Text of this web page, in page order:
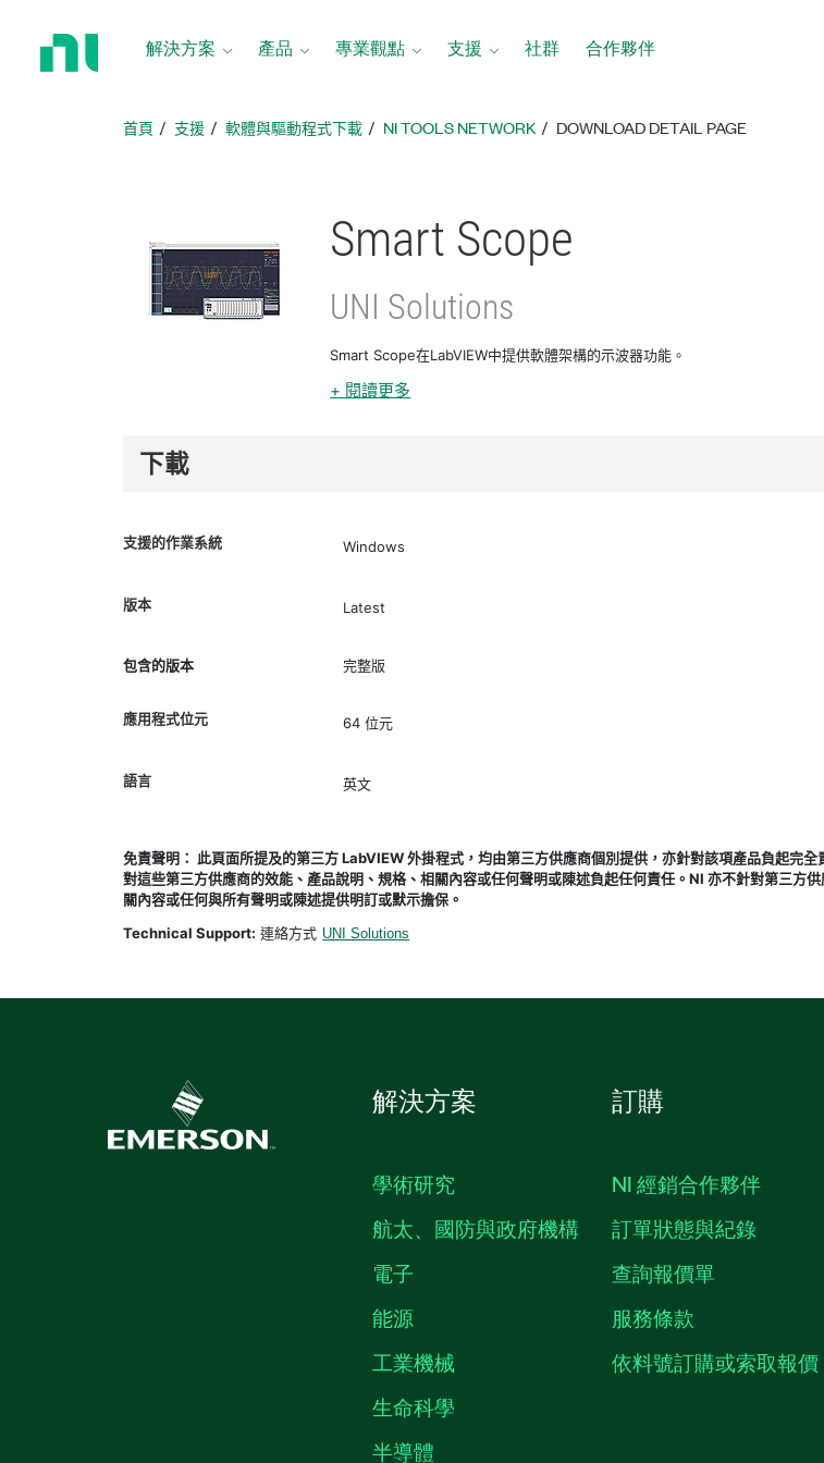
解決方案 產品 專業觀點 支援 社群 合作夥伴
首頁 支援 軟體與驅動程式下載 NI TOOLS NETWORK DOWNLOAD DETAIL PAGE
Smart Scope
UNI Solutions
Smart Scope在LabVIEW中提供軟體架構的示波器功能。
+ 閱讀更多
下載
支援的作業系統 Windows
版本 Latest
包含的版本 完整版
應用程式位元 64 位元
語言 英文
免責聲明： 此頁面所提及的第三方 LabVIEW 外掛程式，均由第三方供應商個別提供，亦針對該項產品負起完全
對這些第三方供應商的效能、產品說明、規格、相關內容或任何聲明或陳述負起任何責任。NI 亦不針對第三方
關內容或任何與所有聲明或陳述提供明訂或默示擔保。
Technical Support: 連絡方式 UNI Solutions
解決方案
學術研究
航太、國防與政府機構
電子
能源
工業機械
生命科學
半導體
訂購
NI 經銷合作夥伴
訂單狀態與紀錄
查詢報價單
服務條款
依料號訂購或索取報價